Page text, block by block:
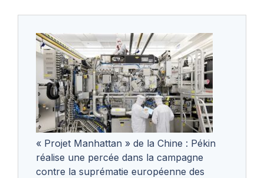
« Projet Manhattan » de la Chine : Pékin
réalise une percée dans la campagne
contre la suprématie européenne des